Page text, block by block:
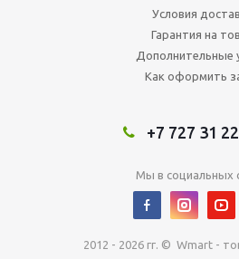
Условия
Гарантия на
Дополнительные
Как оформить
+7 727 31
Мы в социальных
2012 - 2026 гг. © Wmart -